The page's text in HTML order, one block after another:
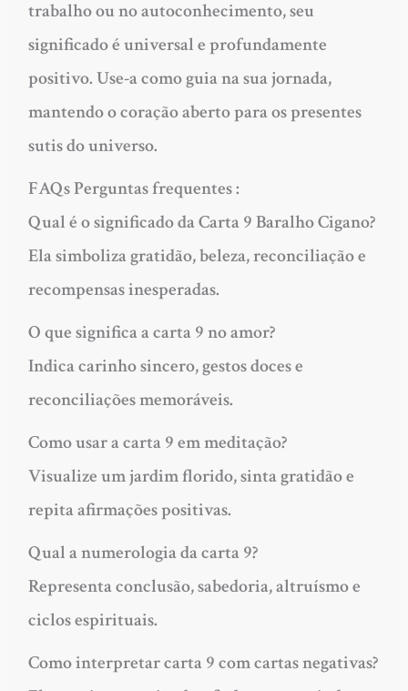
trabalho ou no autoconhecimento, seu
significado é universal e profundamente
positivo. Use-a como guia na sua jornada,
mantendo o coração aberto para os presentes
sutis do universo.
FAQsPerguntas frequentes :
Qual é o significado da Carta 9 Baralho Cigano?
Ela simboliza gratidão, beleza, reconciliação e
recompensas inesperadas.
O que significa a carta 9 no amor?
Indica carinho sincero, gestos doces e
reconciliações memoráveis.
Como usar a carta 9 em meditação?
Visualize um jardim florido, sinta gratidão e
repita afirmações positivas.
Qual a numerologia da carta 9?
Representa conclusão, sabedoria, altruísmo e
ciclos espirituais.
Como interpretar carta 9 com cartas negativas?